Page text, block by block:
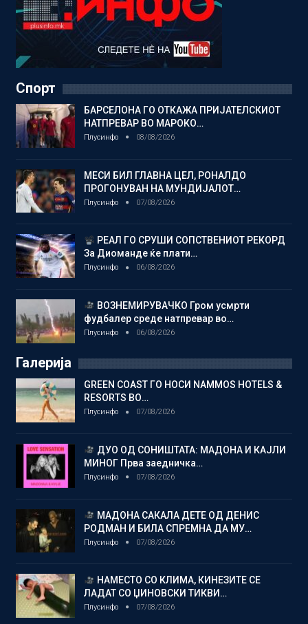
Спорт
БАРСЕЛОНА ГО ОТКАЖА ПРИЈАТЕЛСКИОТ
НАТПРЕВАР ВО МАРОКО…
Плусинфо 08/08/2026
МЕСИ БИЛ ГЛАВНА ЦЕЛ, РОНАЛДО
ПРОГОНУВАН НА МУНДИЈАЛОТ…
Плусинфо 07/08/2026
РЕАЛ ГО СРУШИ СОПСТВЕНИОТ РЕКОРД
За Диоманде ќе плати…
Плусинфо 06/08/2026
ВОЗНЕМИРУВАЧКО Гром усмрти
фудбалер среде натпревар во…
Плусинфо 06/08/2026
Галерија
GREEN COAST ГО НОСИ NAMMOS HOTELS &
RESORTS ВО…
Плусинфо 07/08/2026
ДУО ОД СОНИШТАТА: МАДОНА И КАЈЛИ
МИНОГ Прва заедничка…
Плусинфо 07/08/2026
МАДОНА САКАЛА ДЕТЕ ОД ДЕНИС
РОДМАН И БИЛА СПРЕМНА ДА МУ…
Плусинфо 07/08/2026
НАМЕСТО СО КЛИМА, КИНЕЗИТЕ СЕ
ЛАДАТ СО ЏИНОВСКИ ТИКВИ…
Плусинфо 07/08/2026